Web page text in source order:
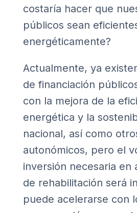
costaría hacer que
públicos sean
energéticamente?
Actualmente, ya
de financiación
con la mejora de la
energética y la
nacional, así como
autonómicos, pero el
inversión necesaria en
de rehabilitación será
puede acelerarse con